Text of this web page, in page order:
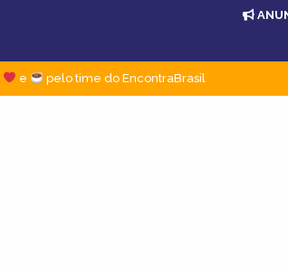
e pelo time do EncontraBrasil